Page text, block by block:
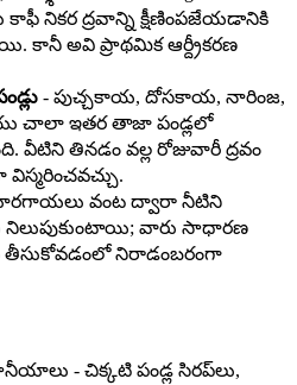
నికర ద్రవాన్ని క్షీణింపజేయడానికి
కానీ అవి ప్రాథమిక ఆర్ద్రీకరణ
- పుచ్చకాయ, దోసకాయ, నారింజ,
ఇతర తాజా పండ్లలో
వీటిని తినడం వల్ల రోజువారీ ద్రవం
వంట ద్వారా నీటిని
వారు సాధారణ
తీసుకోవడంలో నిరాడంబరంగా
- చిక్కటి పండ్ల సిరప్‌లు,